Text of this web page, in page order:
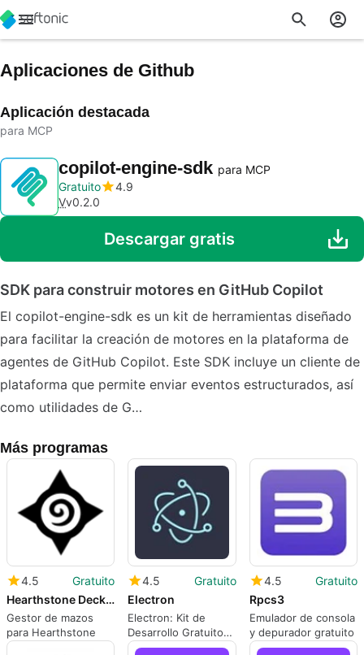
Aplicaciones de Github
Aplicación destacada
para MCP
copilot-engine-sdk para MCP
Gratuito
4.9
Vv0.2.0
Descargar gratis
SDK para construir motores en GitHub Copilot
El copilot-engine-sdk es un kit de herramientas diseñado
para facilitar la creación de motores en la plataforma de
agentes de GitHub Copilot. Este SDK incluye un cliente de
plataforma que permite enviar eventos estructurados, así
como utilidades de G…
Más programas
4.5
Gratuito
Hearthstone Deck Tracker
Gestor de mazos
para Hearthstone
4.5
Gratuito
Electron
Electron: Kit de
Desarrollo Gratuito
para Mac
4.5
Gratuito
Rpcs3
Emulador de consola
y depurador gratuito